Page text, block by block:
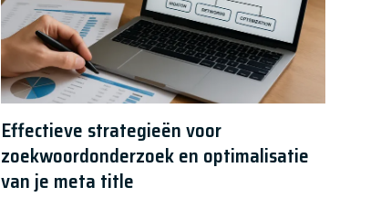
Effectieve strategieën voor
zoekwoordonderzoek en optimalisatie
van je meta title